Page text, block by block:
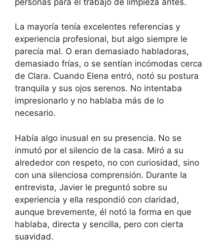
La mayoría tenía excelentes referencias y
experiencia profesional, but algo siempre le
parecía mal. O eran demasiado habladoras,
demasiado frías, o se sentían incómodas cerca
de Clara. Cuando Elena entró, notó su postura
tranquila y sus ojos serenos. No intentaba
impresionarlo y no hablaba más de lo
necesario.
Había algo inusual en su presencia. No se
inmutó por el silencio de la casa. Miró a su
alrededor con respeto, no con curiosidad, sino
con una silenciosa comprensión. Durante la
entrevista, Javier le preguntó sobre su
experiencia y ella respondió con claridad,
aunque brevemente, él notó la forma en que
hablaba, directa y sencilla, pero con cierta
suavidad.